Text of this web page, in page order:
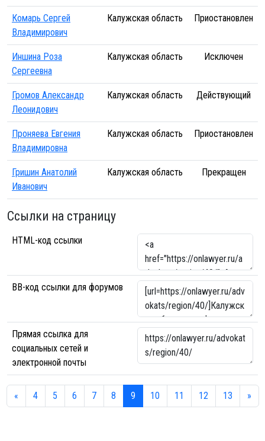
Комарь Сергей
Владимирович
Калужская область Приостановлен
Иншина Роза
Сергеевна
Калужская область Исключен
Громов Александр
Леонидович
Калужская область Действующий
Проняева Евгения
Владимировна
Калужская область Приостановлен
Гришин Анатолий
Иванович
Калужская область Прекращен
Ссылки на страницу
HTML-код ссылки
BB-код ссылки для форумов
Прямая ссылка для
социальных сетей и
электронной почты
« 4 5 6 7 8 9 10 11 12 13 »